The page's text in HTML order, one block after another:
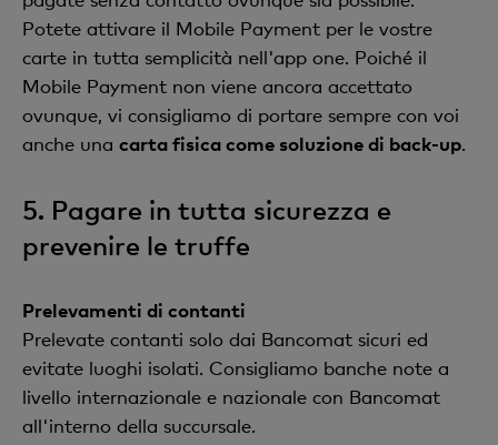
Potete attivare il Mobile Payment per le vostre
carte in tutta semplicità nell'app one. Poiché il
Mobile Payment non viene ancora accettato
ovunque, vi consigliamo di portare sempre con voi
anche una carta fisica come soluzione di back-up.
5. Pagare in tutta sicurezza e
prevenire le truffe
Prelevamenti di contanti
Prelevate contanti solo dai Bancomat sicuri ed
evitate luoghi isolati. Consigliamo banche note a
livello internazionale e nazionale con Bancomat
all'interno della succursale.